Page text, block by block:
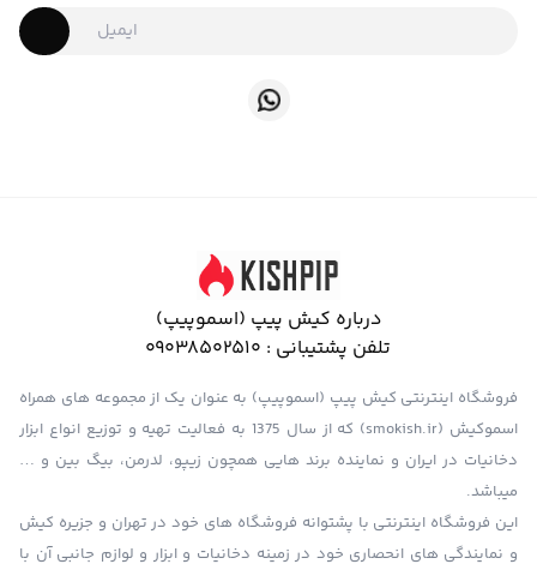
درباره کیش پیپ (اسموپیپ)
تلفن پشتیبانی : 09038502510
فروشگاه اینترنتی کیش پیپ (اسموپیپ) به عنوان یک از مجموعه های همراه
اسموکیش (smokish.ir) که از سال 1375 به فعالیت تهیه و توزیع انواع ابزار
دخانیات در ایران و نماینده برند هایی همچون زیپو، لدرمن، بیگ بین و …
میباشد.
این فروشگاه اینترنتی با پشتوانه فروشگاه های خود در تهران و جزیره کیش
و نمایندگی های انحصاری خود در زمینه دخانیات و ابزار و لوازم جانبی آن با